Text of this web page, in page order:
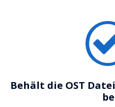
Behält die OST